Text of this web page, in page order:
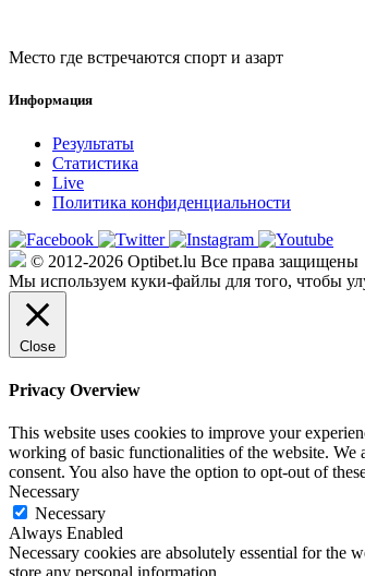
Место где встречаются спорт и азарт
Информация
Результаты
Статистика
Live
Политика конфиденциальности
© 2012-2026 Optibet.lu Все права защищены
Мы используем куки-файлы для того, чтобы
Close
Privacy Overview
This website uses cookies to improve your
working of basic functionalities of the website. We
consent. You also have the option to opt-out of
Necessary
Necessary
Always Enabled
Necessary cookies are absolutely essential for the
store any personal information.